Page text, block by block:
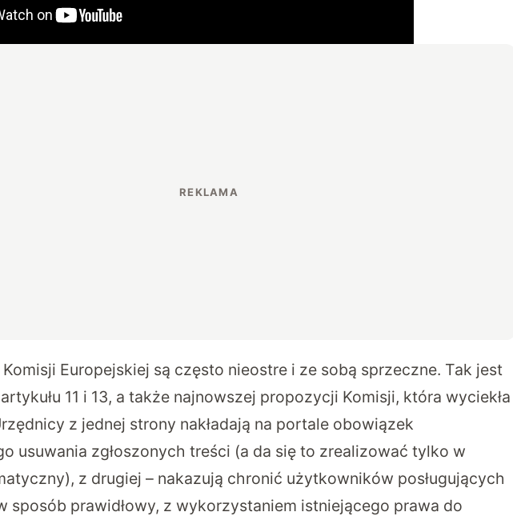
Europejskiej są często nieostre i ze sobą sprzeczne. Tak jest
11 i 13, a także najnowszej propozycji Komisji, która wyciekła
z jednej strony nakładają na portale obowiązek
usuwania zgłoszonych treści (a da się to zrealizować tylko w
z drugiej – nakazują chronić użytkowników posługujących
sposób prawidłowy, z wykorzystaniem istniejącego prawa do